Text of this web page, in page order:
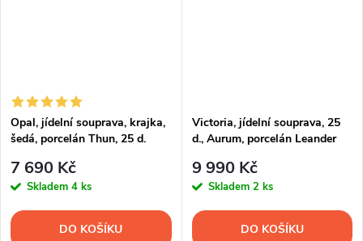
Opal, jídelní souprava, krajka,
šedá, porcelán Thun, 25 d.
7 690 Kč
Skladem 4 ks
DO KOŠÍKU
Victoria, jídelní souprava, 25
d., Aurum, porcelán Leander
9 990 Kč
Skladem 2 ks
DO KOŠÍKU